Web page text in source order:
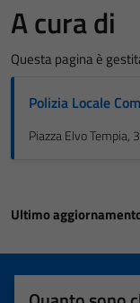
A cura di
Questa pagina è
Polizia Locale
Piazza Elvo Tempia,
Ultimo